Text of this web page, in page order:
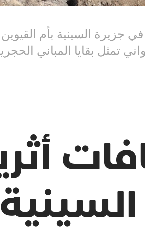
جزيرة السينية بأم
تمثل بقايا المباني